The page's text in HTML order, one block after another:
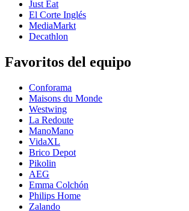
Just Eat
El Corte Inglés
MediaMarkt
Decathlon
Favoritos del equipo
Conforama
Maisons du Monde
Westwing
La Redoute
ManoMano
VidaXL
Brico Depot
Pikolin
AEG
Emma Colchón
Philips Home
Zalando